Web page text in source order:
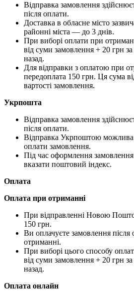
Відправка замовлення
після оплати.
Доставка в обласне місто
районні міста — до 3 днів.
При виборі оплати при
від суми замовлення + 20 грн
назад.
Для відправки з оплатою при
передоплата 150 грн. Ця сума
вартості замовлення.
Укрпошта
Відправка замовлення
після оплати.
Відправка Укрпоштою можлива
оплати замовлення.
Під час оформлення замовлення
вказати поштовий індекс.
Оплата
Оплата при отриманні
При відправленні Новою
150 грн.
Ви оплачуєте замовлення після
отриманні.
При виборі цього способу
від суми замовлення + 20 грн
назад.
Оплата онлайн